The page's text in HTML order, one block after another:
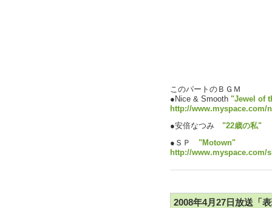
このパートのＢＧＭ
●Nice & Smooth "Jewel of
http://www.myspace.com/
●安倍なつみ "22歳の私"
●ＳＰ "Motown"
http://www.myspace.com/
2008年4月27日放送「